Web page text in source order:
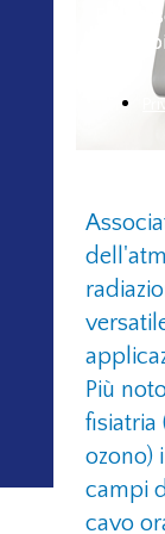
Più
fisiatria
ozono)
campi
cavo